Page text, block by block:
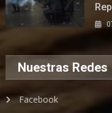
Nuestras Redes
Facebook